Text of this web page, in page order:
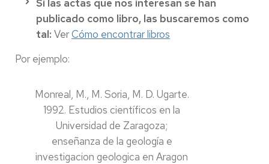
Si las actas que nos interesan se han
publicado como libro, las buscaremos como
tal: VerCómo encontrar libros
Por ejemplo:
Monreal, M., M. Soria, M. D. Ugarte.
1992. Estudios científicos en la
Universidad de Zaragoza;
enseñanza de la geología e
investigacion geologica en Aragon